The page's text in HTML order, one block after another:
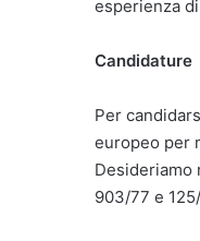
esperienza
Candidature
Per
europeo per
Desideriamo
903/77 e